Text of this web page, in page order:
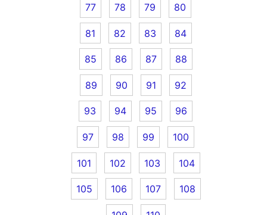
77 78 79 80
81 82 83 84
85 86 87 88
89 90 91 92
93 94 95 96
97 98 99 100
101 102 103 104
105 106 107 108